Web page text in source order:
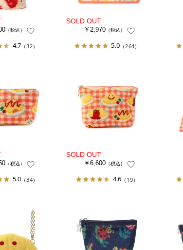
（税込）
4.7 （32）
￥2,970（税込）
5.0 （264）
（税込）
5.0 （34）
￥6,600（税込）
4.6 （19）